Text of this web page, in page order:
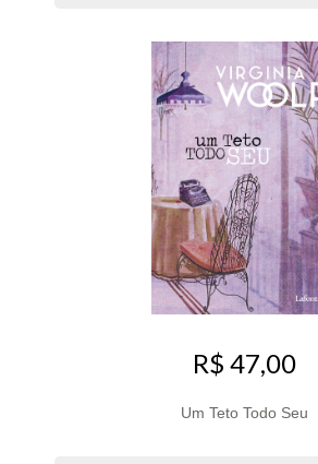
R$ 47,00
Um Teto Todo Seu